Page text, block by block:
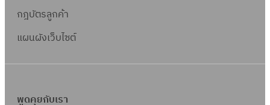
กฎบัตรลูกค้า
แผนผังเว็บไซต์
พูดคุยกับเรา